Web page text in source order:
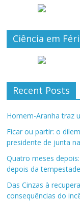
Ciência em
Recent Posts
Homem-Aranha traz
Ficar ou partir: o
presidente de junta
Quatro meses
depois da tempestade
Das Cinzas à
consequências do